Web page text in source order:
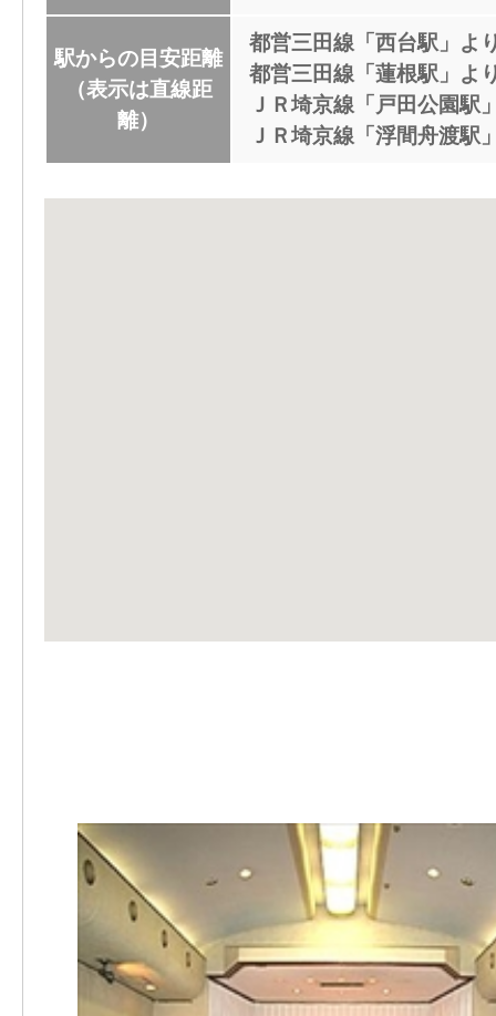
駅からの目安距離
（表示は直線距
離）
都営三田線「西台駅」よ
都営三田線「蓮根駅」よ
ＪＲ埼京線「戸田公園駅
ＪＲ埼京線「浮間舟渡駅